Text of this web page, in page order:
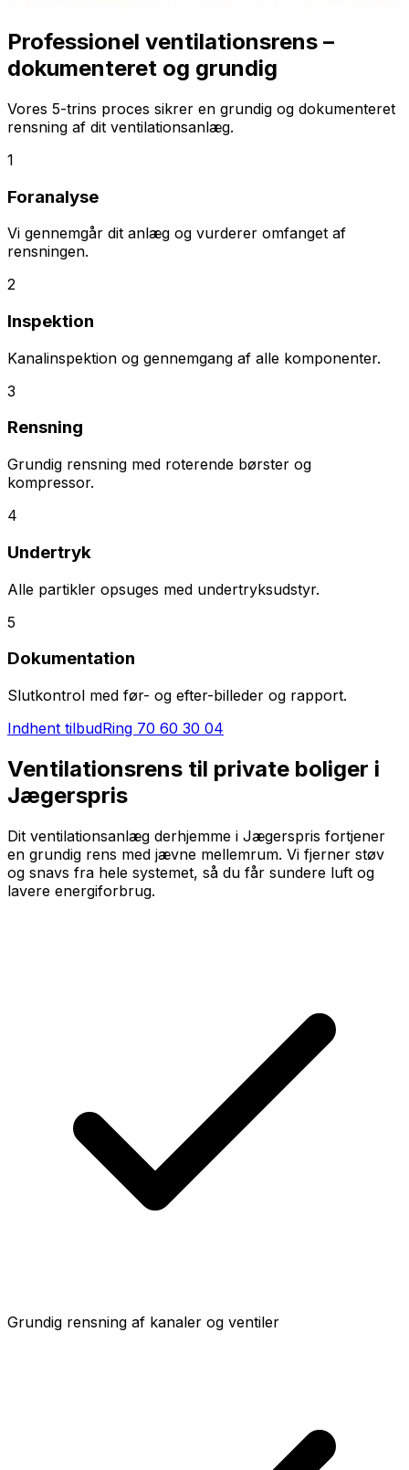
Professionel ventilationsrens –
dokumenteret og grundig
Vores 5-trins proces sikrer en grundig og dokumenteret
rensning af dit ventilationsanlæg.
1
Foranalyse
Vi gennemgår dit anlæg og vurderer omfanget af
rensningen.
2
Inspektion
Kanalinspektion og gennemgang af alle komponenter.
3
Rensning
Grundig rensning med roterende børster og
kompressor.
4
Undertryk
Alle partikler opsuges med undertryksudstyr.
5
Dokumentation
Slutkontrol med før- og efter-billeder og rapport.
Indhent tilbudRing 70 60 30 04
Ventilationsrens til private boliger i
Jægerspris
Dit ventilationsanlæg derhjemme i Jægerspris fortjener
en grundig rens med jævne mellemrum. Vi fjerner støv
og snavs fra hele systemet, så du får sundere luft og
lavere energiforbrug.
Grundig rensning af kanaler og ventiler